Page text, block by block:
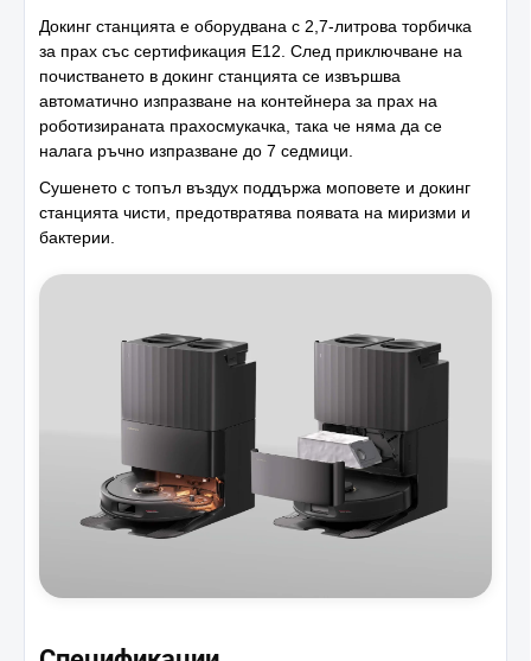
Докинг станцията е оборудвана с 2,7-литрова торбичка
за прах със сертификация E12. След приключване на
почистването в докинг станцията се извършва
автоматично изпразване на контейнера за прах на
роботизираната прахосмукачка, така че няма да се
налага ръчно изпразване до 7 седмици.
Сушенето с топъл въздух поддържа моповете и докинг
станцията чисти, предотвратява появата на миризми и
бактерии.